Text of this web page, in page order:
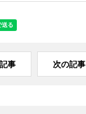
事 次の記事